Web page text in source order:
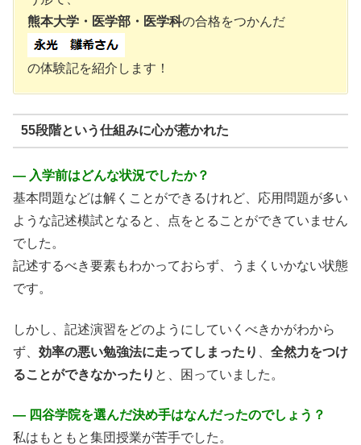
熊本大学・医学部・医学科の合格をつかんだ
の体験記を紹介します！
55段階という仕組みに心が惹かれた
― 入学前はどんな状況でしたか？
基本問題などは解くことができるけれど、応用問題が多い
ような記述模試となると、点をとることができていません
でした。
記述するべき要素もわかっておらず、うまくいかない状態
です。
しかし、記述演習をどのようにしていくべきかがわから
ず、 効率の悪い勉強法に走ってしまったり
全然力をつけ
ることができなかったり と、困っていました。
― 四谷学院を選んだ決め手はなんだったのでしょう？
私はもともと集団授業が苦手でした。